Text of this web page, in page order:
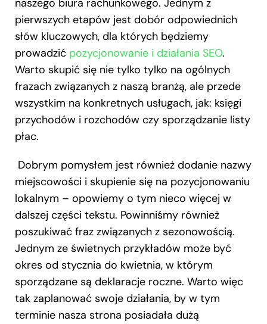
naszego biura rachunkowego. Jednym z
pierwszych etapów jest dobór odpowiednich
słów kluczowych, dla których będziemy
prowadzić pozycjonowanie i działania SEO.
Warto skupić się nie tylko tylko na ogólnych
frazach związanych z naszą branżą, ale przede
wszystkim na konkretnych usługach, jak: księgi
przychodów i rozchodów czy sporządzanie listy
płac.
Dobrym pomysłem jest również dodanie nazwy
miejscowości i skupienie się na pozycjonowaniu
lokalnym – opowiemy o tym nieco więcej w
dalszej części tekstu. Powinniśmy również
poszukiwać fraz związanych z sezonowością.
Jednym ze świetnych przykładów może być
okres od stycznia do kwietnia, w którym
sporządzane są deklaracje roczne. Warto więc
tak zaplanować swoje działania, by w tym
terminie nasza strona posiadała dużą